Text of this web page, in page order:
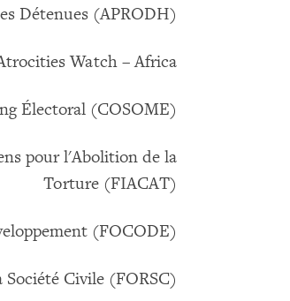
Détenues (APRODH)
Watch – Africa
Électoral (COSOME)
pour l'Abolition de la
Torture (FIACAT)
(FOCODE)
Civile (FORSC)